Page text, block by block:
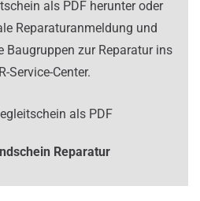
als PDF herunter oder
Reparaturanmeldung und
Baugruppen zur Reparatur ins
Service-Center.
als PDF
Reparatur